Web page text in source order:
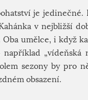
je jedinečné.
v nejbližší
umělce, i když
„vídeňská
sezony by pro
obsazení.